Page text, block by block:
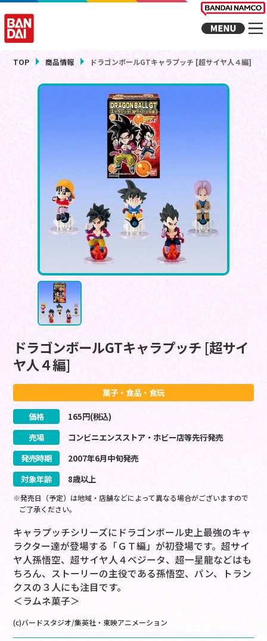
TOP 商品情報 ドラゴンボールGTキャラプッチ [超サイヤ人４編]
ドラゴンボールGTキャラプッチ [超サイ
ヤ人４編]
菓子・食品・食玩
価格 165円(税込)
売場
コンビニエンスストア・ホビー店等先行発売
発売時期
2007年6月中旬発売
対象年齢
8歳以上
※発売日（予定）は地域・店舗などによって異なる場合がございますので
ご了承ください。
キャラプッチシリーズにドラゴンボール史上最強のキャ
ラクター達が登場する「ＧＴ編」が初登場です。超サイ
ヤ人孫悟空、超サイヤ人４ベジータ、超一星龍などはも
ちろん、ストーリーの主役である孫悟空、パン、トラン
クスの３人にも注目です。
＜ラムネ菓子＞
(c)バードスタジオ/集英社・東映アニメーション